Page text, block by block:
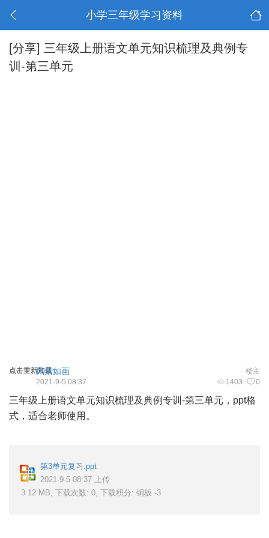
小学三年级学习资料
[分享] 三年级上册语文单元知识梳理及典例专
训-第三单元
点击重新加载 楼主
风景如画
1403 0
2021-9-5 08:37
三年级上册语文单元知识梳理及典例专训-第三单元，ppt格
式，适合老师使用。
第3单元复习.ppt
2021-9-5 08:37 上传
3.12 MB, 下载次数: 0, 下载积分: 铜板 -3